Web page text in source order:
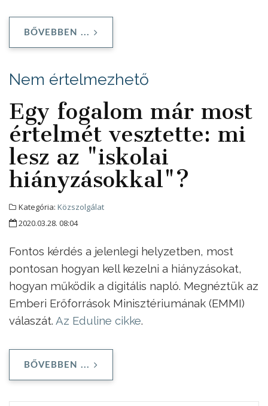
BŐVEBBEN ...
Nem értelmezhető
Egy fogalom már most
értelmét vesztette: mi
lesz az "iskolai
hiányzásokkal"?
Kategória: Közszolgálat
2020.03.28. 08:04
Fontos kérdés a jelenlegi helyzetben, most
pontosan hogyan kell kezelni a hiányzásokat,
hogyan működik a digitális napló. Megnéztük az
Emberi Erőforrások Minisztériumának (EMMI)
válaszát. Az Eduline cikke.
BŐVEBBEN ...